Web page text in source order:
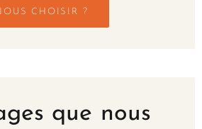
CHOISIR ?
que nous